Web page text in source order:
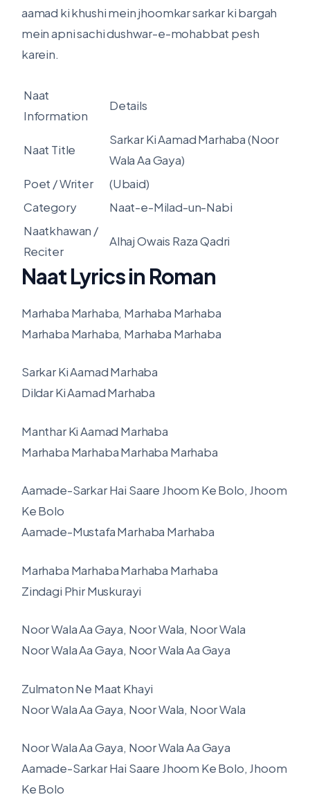
aamad ki khushi mein jhoomkar sarkar ki bargah
mein apni sachi dushwar-e-mohabbat pesh
karein.
Naat
Information
Details
Naat Title
Sarkar Ki Aamad Marhaba (Noor
Wala Aa Gaya)
Poet / Writer
(Ubaid)
Category
Naat-e-Milad-un-Nabi
Naatkhawan /
Reciter
Alhaj Owais Raza Qadri
Naat Lyrics in Roman
Marhaba Marhaba, Marhaba Marhaba
Marhaba Marhaba, Marhaba Marhaba
Sarkar Ki Aamad Marhaba
Dildar Ki Aamad Marhaba
Manthar Ki Aamad Marhaba
Marhaba Marhaba Marhaba Marhaba
Aamade-Sarkar Hai Saare Jhoom Ke Bolo, Jhoom
Ke Bolo
Aamade-Mustafa Marhaba Marhaba
Marhaba Marhaba Marhaba Marhaba
Zindagi Phir Muskurayi
Noor Wala Aa Gaya, Noor Wala, Noor Wala
Noor Wala Aa Gaya, Noor Wala Aa Gaya
Zulmaton Ne Maat Khayi
Noor Wala Aa Gaya, Noor Wala, Noor Wala
Noor Wala Aa Gaya, Noor Wala Aa Gaya
Aamade-Sarkar Hai Saare Jhoom Ke Bolo, Jhoom
Ke Bolo